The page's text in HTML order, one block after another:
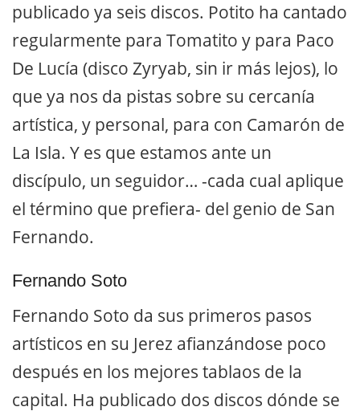
publicado ya seis discos. Potito ha cantado
regularmente para Tomatito y para Paco
De Lucía (disco Zyryab, sin ir más lejos), lo
que ya nos da pistas sobre su cercanía
artística, y personal, para con Camarón de
La Isla. Y es que estamos ante un
discípulo, un seguidor… -cada cual aplique
el término que prefiera- del genio de San
Fernando.
Fernando Soto
Fernando Soto da sus primeros pasos
artísticos en su Jerez afianzándose poco
después en los mejores tablaos de la
capital. Ha publicado dos discos dónde se